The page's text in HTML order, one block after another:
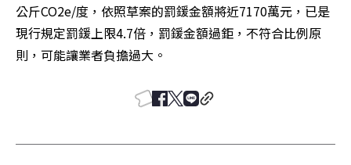
公斤CO2e/度，依照草案的罰鍰金額將近7170萬元，已是
現行規定罰鍰上限4.7倍，罰鍰金額過鉅，不符合比例原
則，可能讓業者負擔過大。